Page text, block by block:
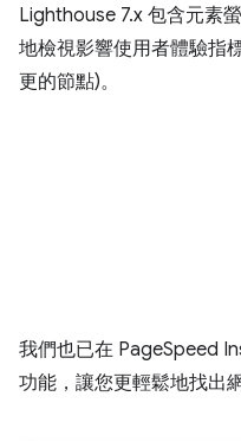
Lighthouse 7.x 包含元素
地檢視影響使用者體驗指
更的節點)。
我們也已在 PageSpeed
功能，讓您更輕鬆地找出